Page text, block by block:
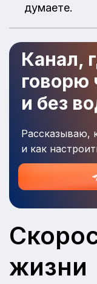
думаете.
Канал,
говорю
и без
Рассказываю,
и как
жизни